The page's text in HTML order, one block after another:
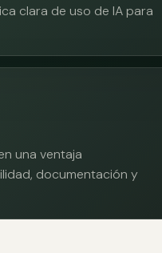
clara de uso de IA para
una ventaja
documentación y